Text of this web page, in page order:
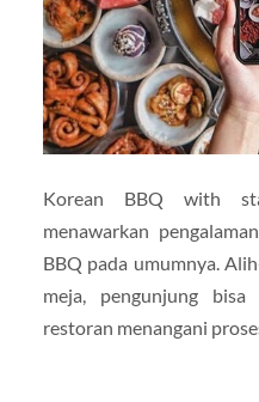
Korean BBQ with
menawarkan
BBQ pada umumnya.
meja, pengunjung
restoran menangani